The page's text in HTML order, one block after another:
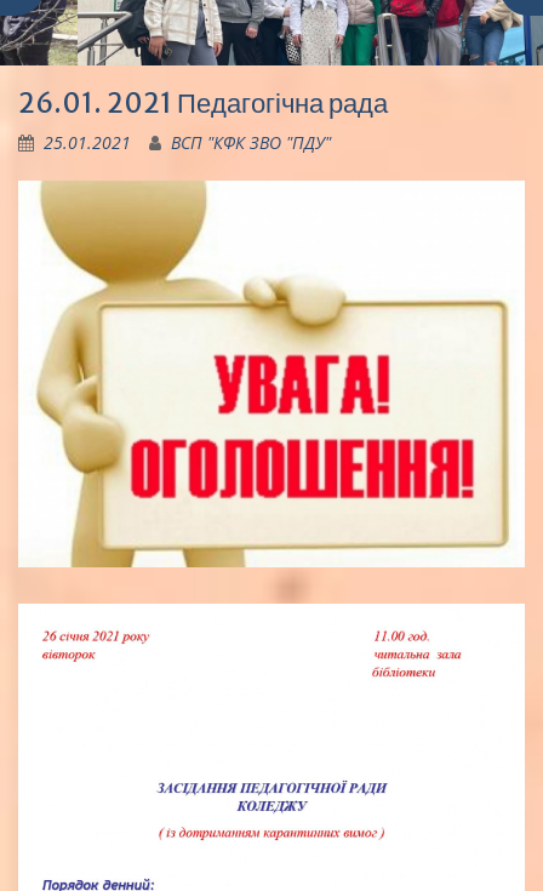
26.01. 2021 Педагогічна рада
25.01.2021 ВСП "КФК ЗВО "ПДУ"